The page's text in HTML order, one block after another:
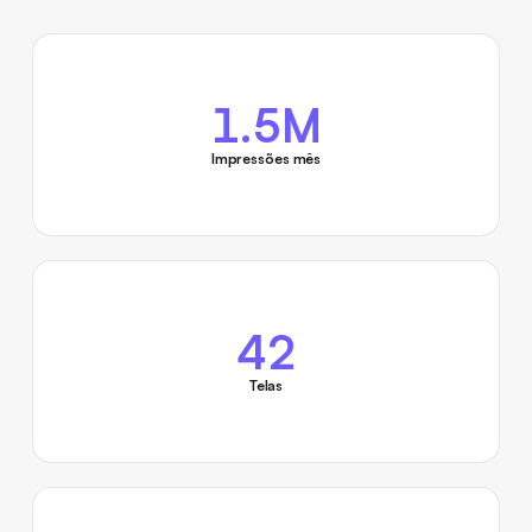
1.5M
Impressões mês
42
Telas